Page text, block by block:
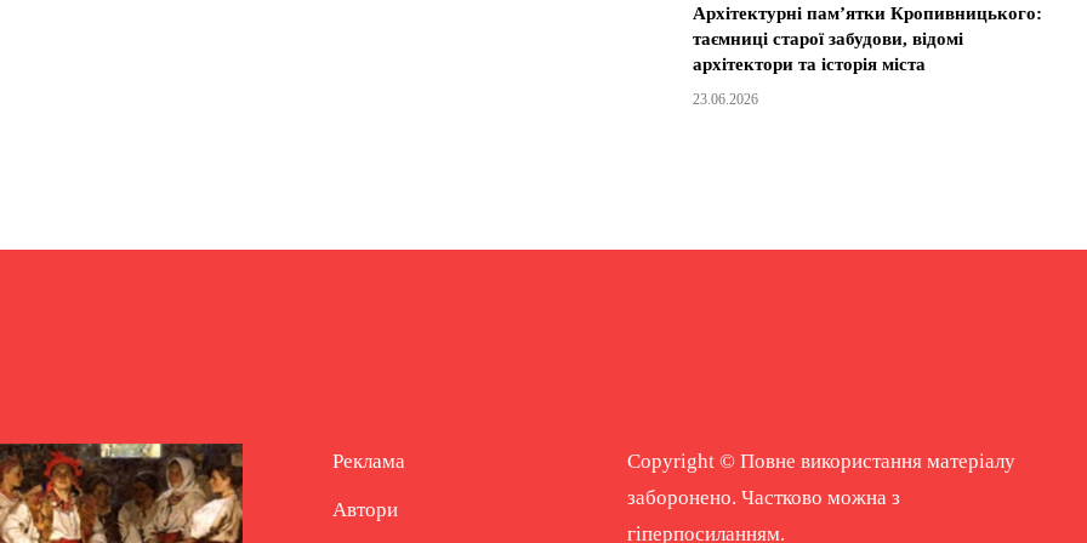
Архітектурні пам’ятки Кропивницького:
таємниці старої забудови, відомі
архітектори та історія міста
23.06.2026
Реклама
Автори
Copyright © Повне використання матеріалу
заборонено. Частково можна з
гіперпосиланням.